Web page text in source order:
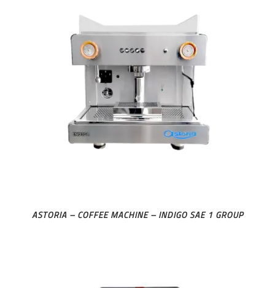
ASTORIA – COFFEE MACHINE – INDIGO SAE 1 GROUP